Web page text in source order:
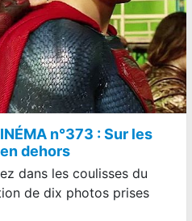
n°373 : Sur les
dehors
dans les coulisses du
de dix photos prises